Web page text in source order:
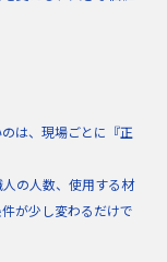
は、現場ごとに『正
の人数、使用する材
が少し変わるだけで